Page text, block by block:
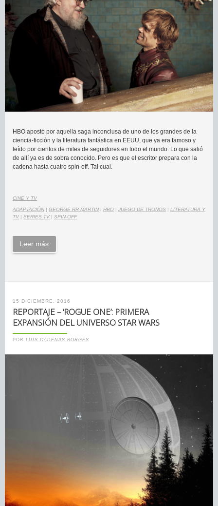
HBO apostó por aquella saga inconclusa de uno de los grandes de la
ciencia-ficción y la literatura fantástica en EEUU, que ya era famoso y
leído por cientos de miles de seguidores en todo el mundo. Lo que salió
de allí ya es de sobra conocido. Pero es que el escritor prepara con la
cadena hasta cuatro spin-off. Tal cual.
CINE Y TV
ADAPTACIÓN GEORGE RR MARTIN HBO JUEGO DE TRONOS
LITERATURA Y
TV
SERIES TV SPIN-OFF
Leer más
15 DICIEMBRE, 2016
REPORTAJE – ‘ROGUE ONE’: PRIMERA
EXPANSIÓN DEL UNIVERSO STAR WARS
POR LUIS CADENAS BORGES